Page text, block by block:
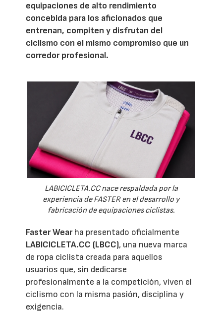
equipaciones de alto rendimiento
concebida para los aficionados que
entrenan, compiten y disfrutan del
ciclismo con el mismo compromiso que un
corredor profesional.
LABICICLETA.CC nace respaldada por la
experiencia de FASTER en el desarrollo y
fabricación de equipaciones ciclistas.
Faster Wearha presentado oficialmente
LABICICLETA.CC (LBCC), una nueva marca
de ropa ciclista creada para aquellos
usuarios que, sin dedicarse
profesionalmente a la competición, viven el
ciclismo con la misma pasión, disciplina y
exigencia.